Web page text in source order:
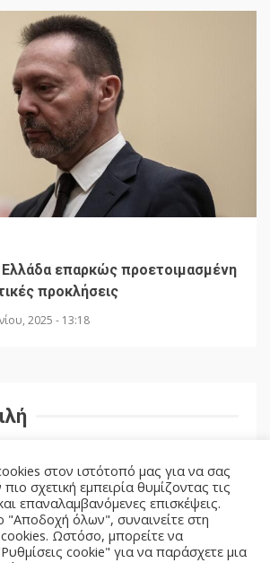
επαρκώς προετοιμασμένη
προκλήσεις
2025 - 13:18
στον ιστότοπό μας για να σας
σχετική εμπειρία θυμίζοντας τις
επαναλαμβανόμενες επισκέψεις.
"Αποδοχή όλων", συναινείτε στη
Ωστόσο, μπορείτε να
cookie" για να παράσχετε μια